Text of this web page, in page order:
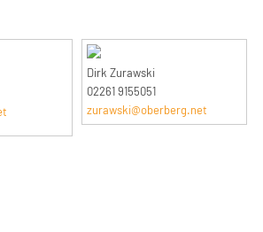
Dirk Zurawski
02261 9155051
zurawski@oberberg.net